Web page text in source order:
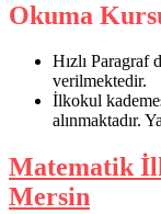
Okuma
Hızlı Paragraf
verilmektedir.
İlkokul
alınmaktadır.
Matematik
Mersin